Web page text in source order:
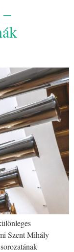
Szent Mihály